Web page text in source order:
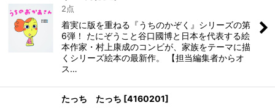
2点
着実に版を重ねる『うちのかぞく』シリーズの第
6弾！ たにぞうこと谷口國博と日本を代表する絵
本作家・村上康成のコンビが、家族をテーマに描
くシリーズ絵本の最新作。 【担当編集者からオ
ス…
たっち たっち [4160201]